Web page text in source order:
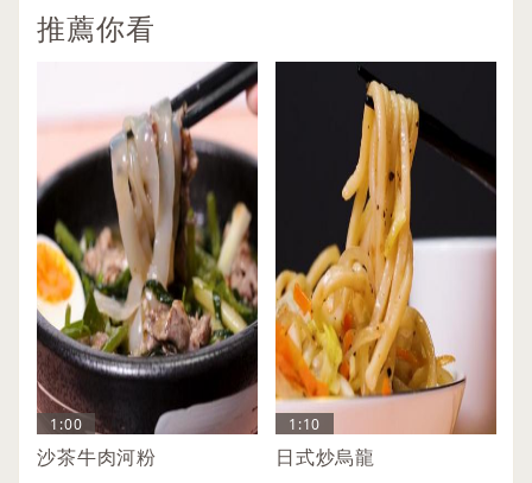
推薦你看
1:00
沙茶牛肉河粉
1:10
日式炒烏龍